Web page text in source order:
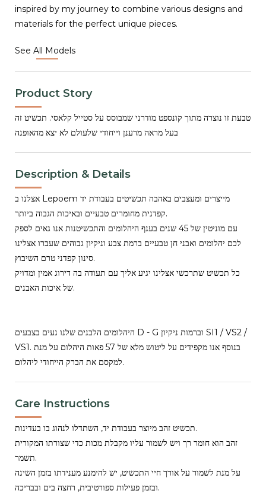
inspired by my journey to combine various designs and
materials for the perfect unique pieces.
See All Models
Product Story
טבעת זו נוצרה מתוך קונספט מודרני שמבוסס על סטייל קלאסי. תכשיט זה
בעל מראה מרענן וייחודי שלעולם לא יצא מהאופנה
Description & Details
אצלנו ב Lepoem מייצרים ומעצבים באהבה תכשיטים בעבודת יד
קפדנית מחומרים טבעיים ובאיכות הגבוה ביותר.
עם מוניטין של 45 שנים בענף היהלומים והתכשיטנות אנו גאים לספק
לכם יהלומים ואבני חן טבעיים ברמת צבע וניקיון גבוהים שעברו אצלינו
סינון קפדני טרם השיבוץ.
כל תכשיט שתרכשי אצלינו יגיע אליך עם תעודה בה דירוג אמין ומדויק
של איכות האבנים.
היהלומים הלבנים שלנו נעים בצבעים D - G וברמות ניקיון SI1 / VS2 /
VS1. בנוסף אנו מקפידים על ליטוש מלא של 57 פאות היהלום על מנת
למקסם את הברק הייחודי ליהלום.
Care Instructions
תכשיט זהב מיוצר בעבודת יד, השתדלו לנהוג בו בעדינות.
זהב הוא חומר רך ויש לשמור עליו מקבלת מכות כדי שצורתו המקורית
תשמר.
על מנת לשמור על אורך חיי התכשיט, יש להימנע מענידתו בזמן השינה
ובזמן פעילות ספורטיבית, רחצה בים ובבריכה.